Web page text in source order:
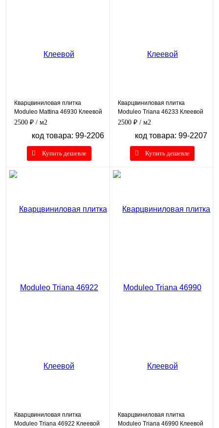
Кварцвиниловая плитка
Moduleo Mattina 46930 Клеевой
2500 ₽ / м2
код товара: 99-2206
Купить дешевле
Кварцвиниловая плитка
Moduleo Triana 46233 Клеевой
2500 ₽ / м2
код товара: 99-2207
Купить дешевле
Кварцвиниловая плитка
Moduleo Triana 46922 Клеевой
Кварцвиниловая плитка
Moduleo Triana 46990 Клеевой